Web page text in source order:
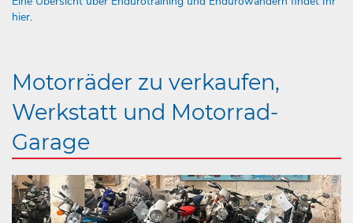
hier.
Motorräder zu verkaufen,
Werkstatt und Motorrad-
Garage